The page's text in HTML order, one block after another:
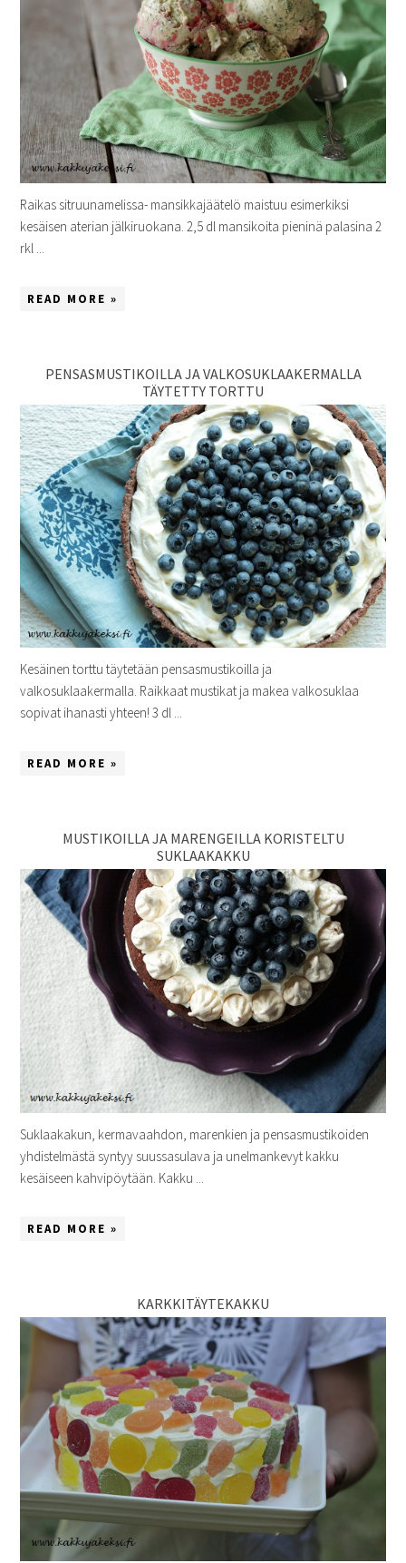
Raikas sitruunamelissa- mansikkajäätelö maistuu esimerkiksi
kesäisen aterian jälkiruokana. 2,5 dl mansikoita pieninä palasina 2
rkl ...
READ MORE »
PENSASMUSTIKOILLA JA VALKOSUKLAAKERMALLA
TÄYTETTY TORTTU
Kesäinen torttu täytetään pensasmustikoilla ja
valkosuklaakermalla. Raikkaat mustikat ja makea valkosuklaa
sopivat ihanasti yhteen! 3 dl ...
READ MORE »
MUSTIKOILLA JA MARENGEILLA KORISTELTU
SUKLAAKAKKU
Suklaakakun, kermavaahdon, marenkien ja pensasmustikoiden
yhdistelmästä syntyy suussasulava ja unelmankevyt kakku
kesäiseen kahvipöytään. Kakku ...
READ MORE »
KARKKITÄYTEKAKKU